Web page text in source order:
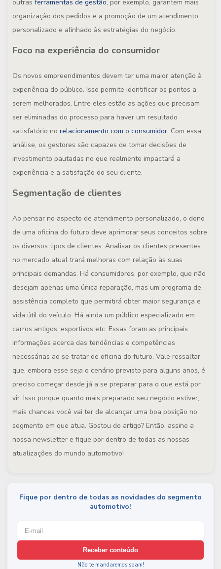
outras ferramentas de gestão, por exemplo, garantem mais
organização dos pedidos e a promoção de um atendimento
personalizado e alinhado às estratégias do negócio.
Foco na experiência do consumidor
Os novos empreendimentos devem ter uma maior atenção à
experiência do público. Isso permite identificar os pontos a
serem melhorados. Entre eles estão as ações que precisam
ser eliminadas do processo para haver um resultado
satisfatório no relacionamento com o consumidor. Com essa
análise, os gestores são capazes de tomar decisões de
investimento pautadas no que realmente impactará a
experiência e a satisfação do seu cliente.
Segmentação de clientes
Ao pensar no aspecto de atendimento personalizado, o dono
de uma oficina do futuro deve aprimorar seus conceitos sobre
os diversos tipos de clientes. Analisar os clientes presentes
no mercado atual trará melhoras com relação às suas
principais demandas. Há consumidores, por exemplo, que não
desejam apenas uma única reparação, mas um programa de
assistência completo que permitirá obter maior segurança e
vida útil do veículo. Há ainda um público especializado em
carros antigos, esportivos etc. Essas foram as principais
informações acerca das tendências e competências
necessárias ao se tratar de oficina do futuro. Vale ressaltar
que, embora esse seja o cenário previsto para alguns anos, é
preciso começar desde já a se preparar para o que está por
vir. Isso porque quanto mais preparado seu negócio estiver,
mais chances você vai ter de alcançar uma boa posição no
segmento em que atua. Gostou do artigo? Então, assine a
nossa newsletter e fique por dentro de todas as nossas
atualizações do mundo automotivo!
Fique por dentro de todas as novidades do segmento
automotivo!
Receber conteúdo
Não te mandaremos spam!